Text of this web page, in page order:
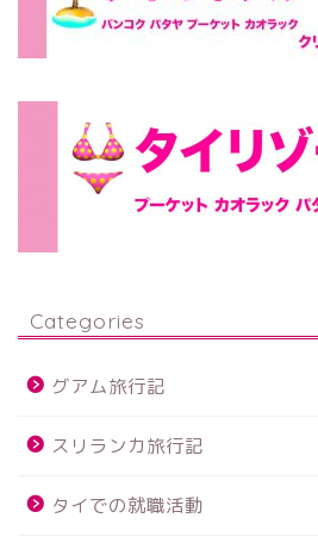
Categories
グアム旅行記
スリランカ旅行記
タイでの就職活動